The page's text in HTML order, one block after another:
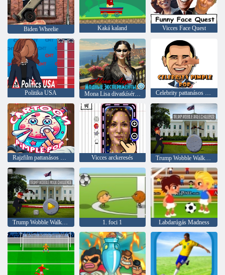
Biden Wheelie Kaká kaland Vicces Face Quest
Politika USA Mona Lisa divatkísérletek Celebrity pattanásos pop
Rajzfilm pattanásos pop Vicces arckeresés Trump Wobble Walk Challenge
Trump Wobble Walk Challenge 1. foci 1 Labdarúgás Madness